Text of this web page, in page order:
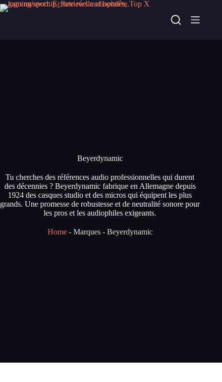
Passer
au
Beyerdynamic
Tu cherches des références audio professionnelles qui durent
des décennies ? Beyerdynamic fabrique en Allemagne depuis
1924 des casques studio et des micros qui équipent les plus
grands. Une promesse de robustesse et de neutralité sonore pour
les pros et les audiophiles exigeants.
Home- Marques- Beyerdynamic